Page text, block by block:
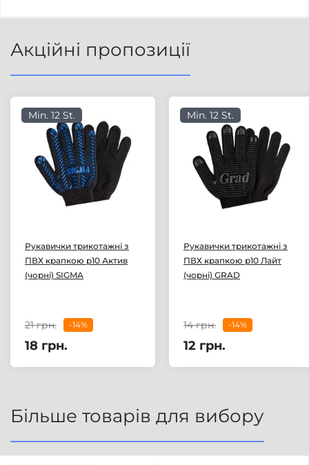
Акційні пропозиції
Min. 12 St.
Рукавички трикотажні з
ПВХ крапкою р10 Актив
(чорні) SIGMA
21 грн. -14%
18 грн.
Min. 12 St.
Рукавички трикотажні з
ПВХ крапкою р10 Лайт
(чорні) GRAD
14 грн. -14%
12 грн.
Більше товарів для вибору